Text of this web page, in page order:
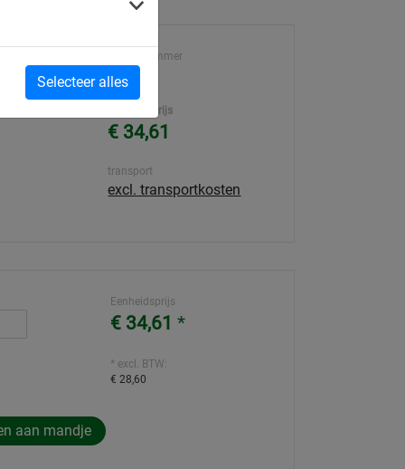
Selecteer alles
Artikel nummer
9085
Eenheidsprijs
€ 34,61
transport
excl. transportkosten
Eenheidsprijs
€ 34,61 *
* excl. BTW:
€ 28,60